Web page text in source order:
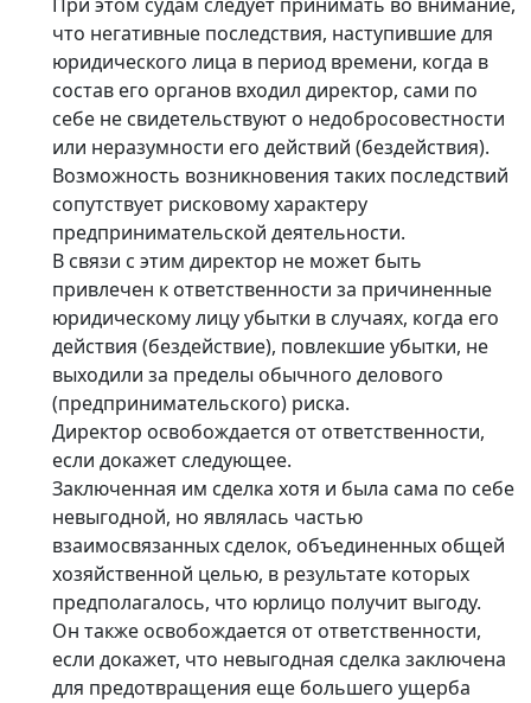
что негативные последствия, наступившие для
юридического лица в период времени, когда в
состав его органов входил директор, сами по
себе не свидетельствуют о недобросовестности
или неразумности его действий (бездействия).
Возможность возникновения таких последствий
сопутствует рисковому характеру
предпринимательской деятельности.
В связи с этим директор не может быть
привлечен к ответственности за причиненные
юридическому лицу убытки в случаях, когда его
действия (бездействие), повлекшие убытки, не
выходили за пределы обычного делового
(предпринимательского) риска.
Директор освобождается от ответственности,
если докажет следующее.
Заключенная им сделка хотя и была сама по себе
невыгодной, но являлась частью
взаимосвязанных сделок, объединенных общей
хозяйственной целью, в результате которых
предполагалось, что юрлицо получит выгоду.
Он также освобождается от ответственности,
если докажет, что невыгодная сделка заключена
для предотвращения еще большего ущерба